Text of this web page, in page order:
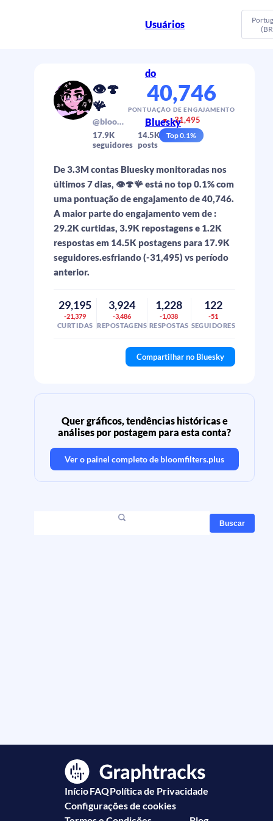
Usuários
do
Bluesky
👁️🍄
🪸
@bloomfilters.plus
17.9K
seguidores
14.5K
posts
40,746
PONTUAÇÃO DE ENGAJAMENTO
▼-31,495
Top0.1%
De 3.3M contas Bluesky monitoradas nos
últimos 7 dias, 👁️🍄🪸 está no top 0.1% com
uma pontuação de engajamento de 40,746.
A maior parte do engajamento vem de :
29.2K curtidas, 3.9K repostagens e 1.2K
respostas em 14.5K postagens para 17.9K
seguidores.esfriando (-31,495) vs período
anterior.
29,195
-21,379
CURTIDAS
3,924
-3,486
REPOSTAGENS
1,228
-1,038
RESPOSTAS
122
-51
SEGUIDORES
Compartilhar no Bluesky
Quer gráficos, tendências históricas e
análises por postagem para esta conta?
Ver o painel completo de bloomfilters.plus
Buscar
InícioFAQPolítica de Privacidade
Configurações de cookies